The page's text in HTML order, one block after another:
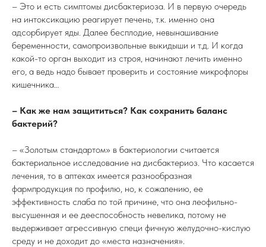
– Это и есть симптомы дисбактериоза. И в первую очередь
на интоксикацию реагирует печень, т.к. именно она
адсорбирует яды. Далее бесплодие, невынашивание
беременности, самопроизвольные выкидыши и т.д. И когда
какой-то орган выходит из строя, начинают лечить именно
его, а ведь надо бывает проверить и состояние микрофлоры
кишечника…
– Как же нам защититься? Как сохранить баланс
бактерий?
– «Золотым стандартом» в бактериологии считается
бактериальное исследование на дисбактериоз. Что касается
лечения, то в аптеках имеется разнообразная
фармпродукция по профилю, но, к сожалению, ее
эффективность слаба по той причине, что она леофильно-
высушенная и ее дееспособность невелика, потому не
выдерживает агрессивную специ фичную желудочно-кислую
среду и не доходит до «места назначения».